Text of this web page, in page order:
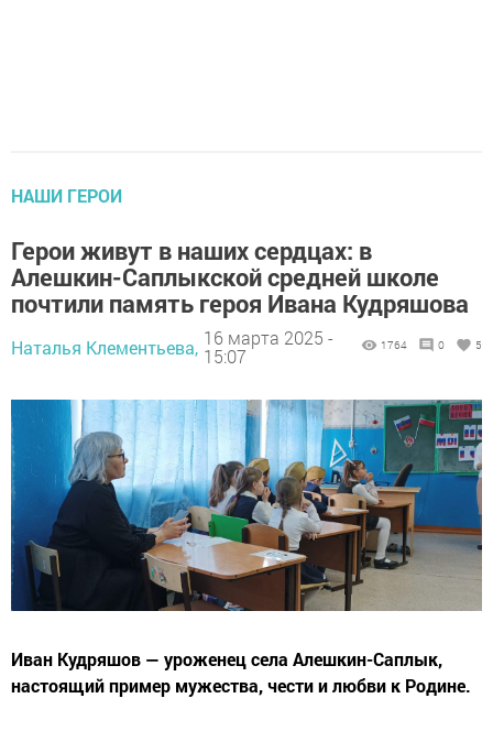
НАШИ ГЕРОИ
Герои живут в наших сердцах: в
Алешкин-Саплыкской средней школе
почтили память героя Ивана Кудряшова
Наталья Клементьева, 16 марта 2025 -
15:07
1764 0 5
Иван Кудряшов — уроженец села Алешкин-Саплык,
настоящий пример мужества, чести и любви к Родине.